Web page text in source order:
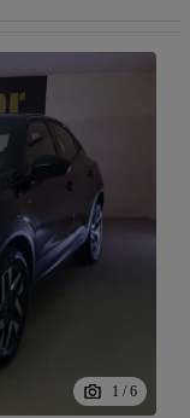
1 / 6